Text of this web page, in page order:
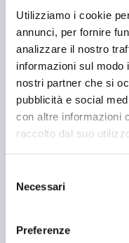
Utilizziamo i cookie
annunci, per fornire
analizzare il nostro
informazioni sul
nostri partner che si
pubblicità e social
con altre informazioni
raccolto dal suo
delNecessari
Preferenze
900 E
A